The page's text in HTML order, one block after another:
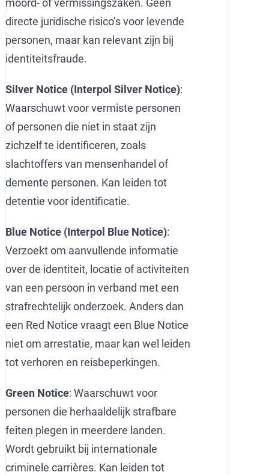
moord- of vermissingszaken. Geen
directe juridische risico’s voor levende
personen, maar kan relevant zijn bij
identiteitsfraude.
Silver Notice (Interpol Silver Notice):
Waarschuwt voor vermiste personen
of personen die niet in staat zijn
zichzelf te identificeren, zoals
slachtoffers van mensenhandel of
demente personen. Kan leiden tot
detentie voor identificatie.
Blue Notice (Interpol Blue Notice):
Verzoekt om aanvullende informatie
over de identiteit, locatie of activiteiten
van een persoon in verband met een
strafrechtelijk onderzoek. Anders dan
een Red Notice vraagt een Blue Notice
niet om arrestatie, maar kan wel leiden
tot verhoren en reisbeperkingen.
Green Notice: Waarschuwt voor
personen die herhaaldelijk strafbare
feiten plegen in meerdere landen.
Wordt gebruikt bij internationale
criminele carrières. Kan leiden tot